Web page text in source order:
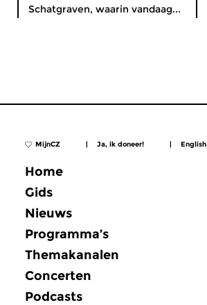
Schatgraven, waarin vandaag...
MijnCZ | Ja, ik doneer! | English
Home
Gids
Nieuws
Programma’s
Themakanalen
Concerten
Podcasts